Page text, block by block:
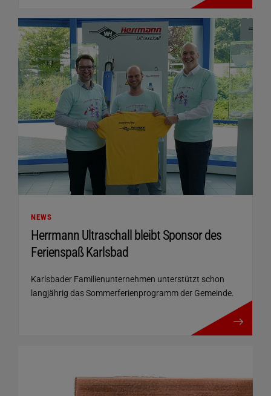
NEWS
Herrmann Ultraschall bleibt Sponsor des
Ferienspaß Karlsbad
Karlsbader Familienunternehmen unterstützt schon
langjährig das Sommerferienprogramm der Gemeinde.
mehr details